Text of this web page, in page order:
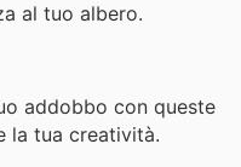
al tuo albero.
addobbo con queste
la tua creatività.